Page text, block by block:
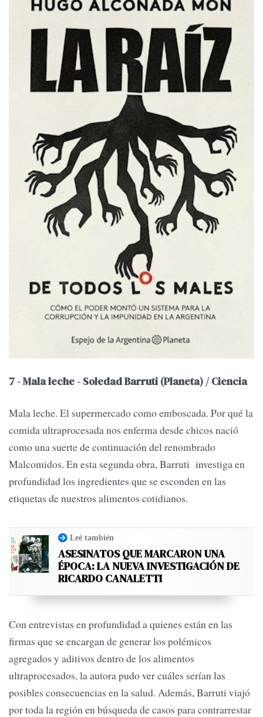
7 - Mala leche - Soledad Barruti (Planeta) / Ciencia
Mala leche. El supermercado como emboscada. Por qué la
comida ultraprocesada nos enferma desde chicos nació
como una suerte de continuación del renombrado
Malcomidos. En esta segunda obra, Barruti investiga en
profundidad los ingredientes que se esconden en las
etiquetas de nuestros alimentos cotidianos.
Leé también
ASESINATOS QUE MARCARON UNA
ÉPOCA: LA NUEVA INVESTIGACIÓN DE
RICARDO CANALETTI
Con entrevistas en profundidad a quienes están en las
firmas que se encargan de generar los polémicos
agregados y aditivos dentro de los alimentos
ultraprocesados, la autora pudo ver cuáles serían las
posibles consecuencias en la salud. Además, Barruti viajó
por toda la región en búsqueda de casos para contrarrestar